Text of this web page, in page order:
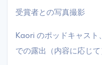
​受賞者との写真撮影
​Kaori のポッドキャスト
での露出（内容に応じて